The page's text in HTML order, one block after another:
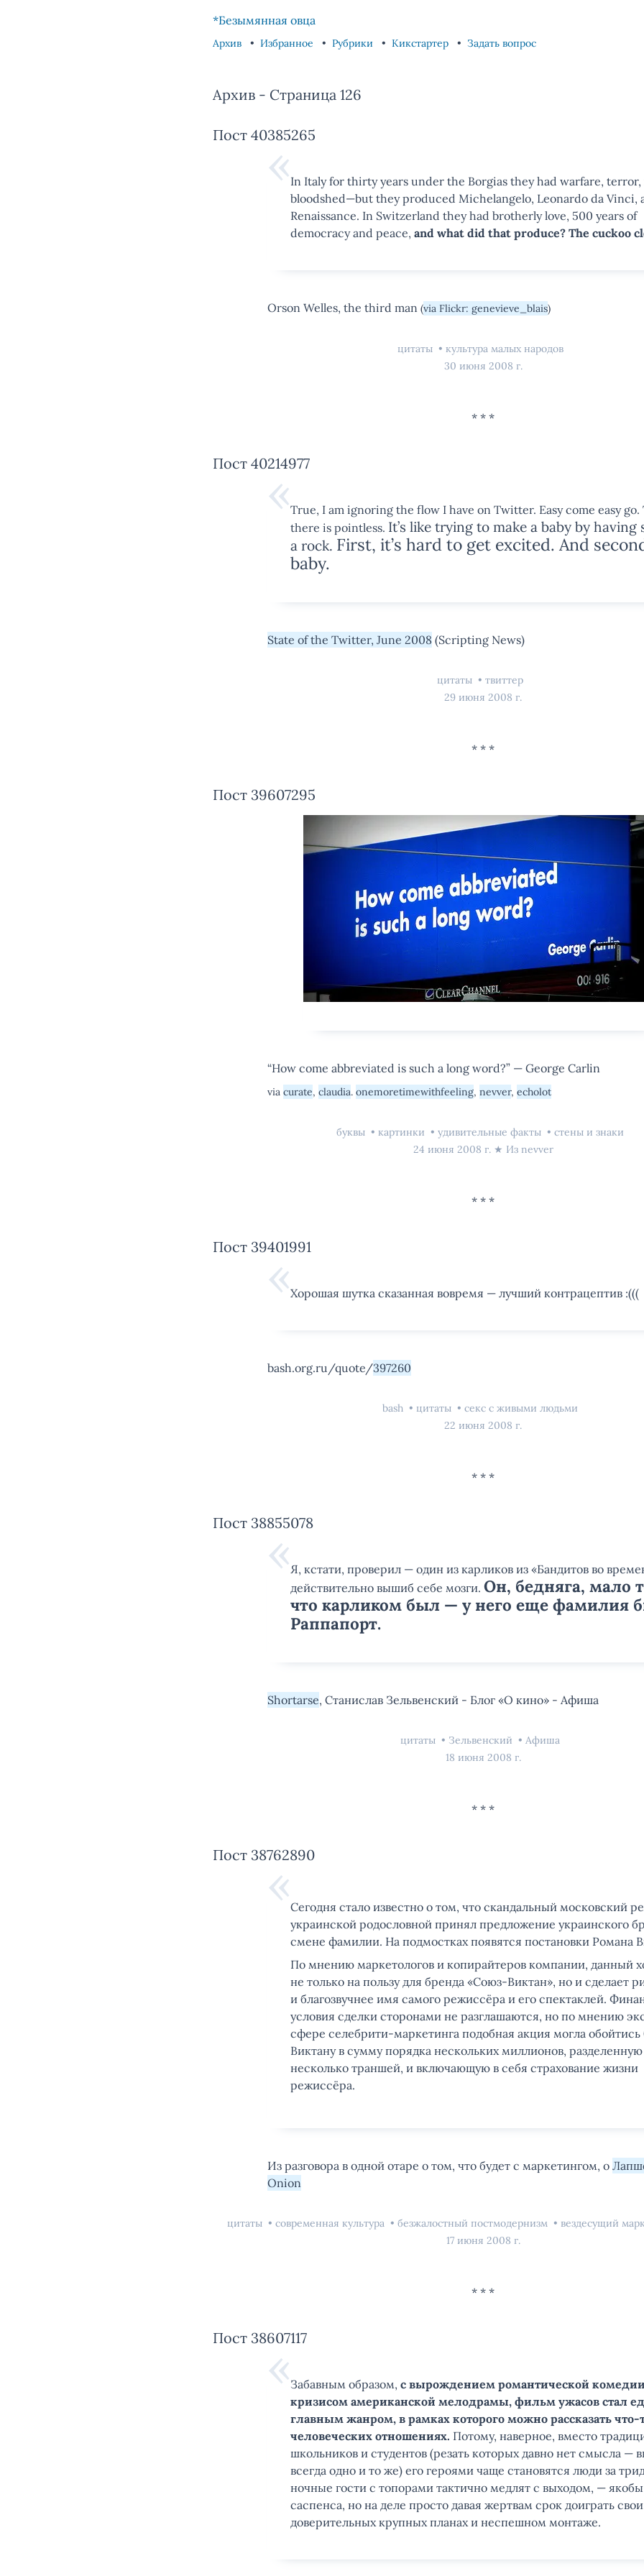
*Безымянная овца
Архив Избранное Рубрики Кикстартер Задать вопрос
Архив - Страница 126
Пост 40385265
In Italy for thirty years under the Borgias they had warfare,
bloodshed—but they produced Michelangelo, Leonardo da Vinci,
Renaissance. In Switzerland they had brotherly love, 500 years of
democracy and peace, and what did that produce? The cuckoo
Orson Welles, the third man (via Flickr: genevieve_blais)
цитаты
культура малых народов
30 июня 2008 г.
Пост 40214977
True, I am ignoring the flow I have on Twitter. Easy come easy
there is pointless. It’s like trying to make a baby by having
a rock. First, it’s hard to get excited. And
baby.
State of the Twitter, June 2008 (Scripting News)
цитаты
твиттер
29 июня 2008 г.
Пост 39607295
“How come abbreviated is such a long word?” — George Carlin
via curate, claudia. onemoretimewithfeeling, nevver, echolot
буквы картинки удивительные факты
стены и знаки
24 июня 2008 г.★ Из nevver
Пост 39401991
Хорошая шутка сказанная вовремя — лучший контрацептив :(((
bash.org.ru/quote/397260
bash цитаты
секс с живыми людьми
22 июня 2008 г.
Пост 38855078
Я, кстати, проверил — один из карликов из «Бандитов во
действительно вышиб себе мозги. Он, бедняга, мало
что карликом был — у него еще фамилия
Раппапорт.
Shortarse, Станислав Зельвенский - Блог «О кино» - Афиша
цитаты Зельвенский
Афиша
18 июня 2008 г.
Пост 38762890
Сегодня стало известно о том, что скандальный московский
украинской родословной принял предложение украинского
смене фамилии. На подмостках появятся постановки Романа
По мнению маркетологов и копирайтеров компании, данный
не только на пользу для бренда «Союз-Виктан», но и сделает
и благозвучнее имя самого режиссёра и его спектаклей.
условия сделки сторонами не разглашаются, но по мнению
сфере селебрити-маркетинга подобная акция могла
Виктану в сумму порядка нескольких миллионов,
несколько траншей, и включающую в себя страхование жизни
режиссёра.
Из разговора в одной отаре о том, что будет с маркетингом, о
Onion
цитаты современная культура безжалостный постмодернизм вездесущий
17 июня 2008 г.
Пост 38607117
Забавным образом, с вырождением романтической
кризисом американской мелодрамы, фильм ужасов стал
главным жанром, в рамках которого можно рассказать что-
человеческих отношениях. Потому, наверное, вместо
школьников и студентов (резать которых давно нет смысла —
всегда одно и то же) его героями чаще становятся люди за
ночные гости с топорами тактично медлят c выходом, —
саспенса, но на деле просто давая жертвам срок доиграть
доверительных крупных планах и неспешном монтаже.